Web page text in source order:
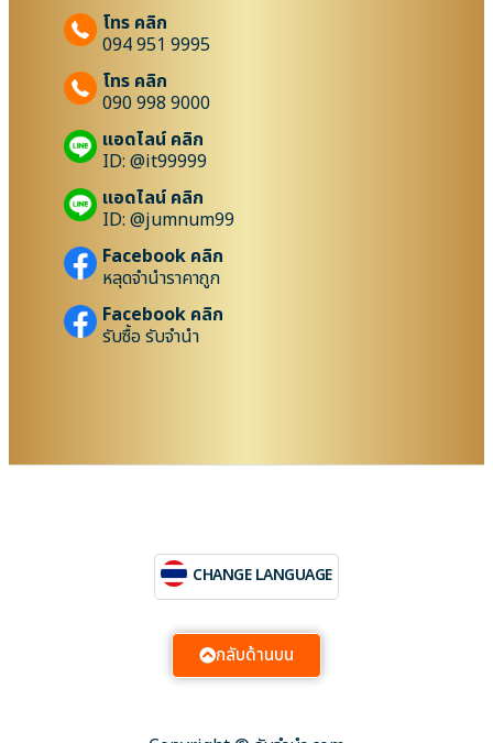
โทร คลิก
094 951 9995
โทร คลิก
090 998 9000
แอดไลน์ คลิก
ID: @it99999
แอดไลน์ คลิก
ID: @jumnum99
Facebook คลิก
หลุดจำนำราคาถูก
Facebook คลิก
รับซื้อ รับจำนำ
CHANGE LANGUAGE
กลับด้านบน